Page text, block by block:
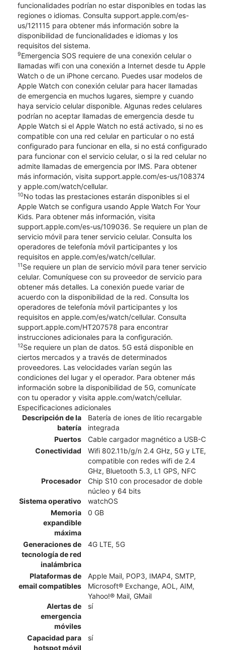
funcionalidades podrían no estar disponibles en todas las
regiones o idiomas. Consulta support.apple.com/es-
us/121115 para obtener más información sobre la
disponibilidad de funcionalidades e idiomas y los
requisitos del sistema.
9Emergencia SOS requiere de una conexión celular o
llamadas wifi con una conexión a Internet desde tu Apple
Watch o de un iPhone cercano. Puedes usar modelos de
Apple Watch con conexión celular para hacer llamadas
de emergencia en muchos lugares, siempre y cuando
haya servicio celular disponible. Algunas redes celulares
podrían no aceptar llamadas de emergencia desde tu
Apple Watch si el Apple Watch no está activado, si no es
compatible con una red celular en particular o no está
configurado para funcionar en ella, si no está configurado
para funcionar con el servicio celular, o si la red celular no
admite llamadas de emergencia por IMS. Para obtener
más información, visita support.apple.com/es-us/108374
y apple.com/watch/cellular.
10No todas las prestaciones estarán disponibles si el
Apple Watch se configura usando Apple Watch For Your
Kids. Para obtener más información, visita
support.apple.com/es-us/109036. Se requiere un plan de
servicio móvil para tener servicio celular. Consulta los
operadores de telefonía móvil participantes y los
requisitos en apple.com/es/watch/cellular.
11Se requiere un plan de servicio móvil para tener servicio
celular. Comuníquese con su proveedor de servicio para
obtener más detalles. La conexión puede variar de
acuerdo con la disponibilidad de la red. Consulta los
operadores de telefonía móvil participantes y los
requisitos en apple.com/es/watch/cellular. Consulta
support.apple.com/HT207578 para encontrar
instrucciones adicionales para la configuración.
12Se requiere un plan de datos. 5G está disponible en
ciertos mercados y a través de determinados
proveedores. Las velocidades varían según las
condiciones del lugar y el operador. Para obtener más
información sobre la disponibilidad de 5G, comunícate
con tu operador y visita apple.com/watch/cellular.
Especificaciones adicionales
Descripción de la
batería
Batería de iones de litio recargable
integrada
Puertos
Cable cargador magnético a USB-C
Conectividad
Wifi 802.11b/g/n 2.4 GHz, 5G y LTE,
compatible con redes wifi de 2.4
GHz, Bluetooth 5.3, L1 GPS, NFC
Procesador
Chip S10 con procesador de doble
núcleo y 64 bits
Sistema operativo
watchOS
Memoria
expandible
máxima
0 GB
Generaciones de
tecnología de red
inalámbrica
4G LTE, 5G
Plataformas de
email compatibles
Apple Mail, POP3, IMAP4, SMTP,
Microsoft® Exchange, AOL, AIM,
Yahoo!® Mail, GMail
Alertas de
emergencia
móviles
sí
Capacidad para
hotspot móvil
sí